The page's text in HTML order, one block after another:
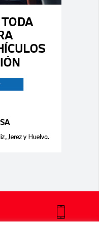
+34 627 35